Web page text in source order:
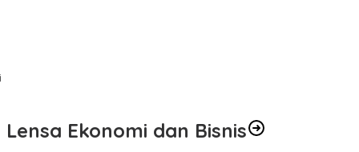
Lensa Ekonomi dan Bisnis